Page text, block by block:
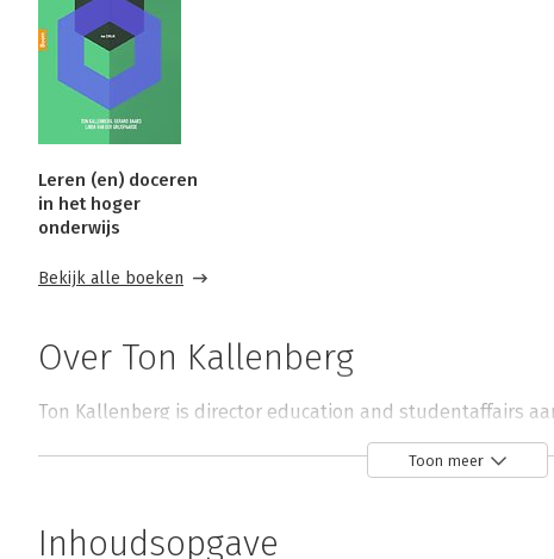
Leren (en) doceren
in het hoger
onderwijs
Bekijk alle boeken
Over Ton Kallenberg
Ton Kallenberg is director education and studentaffairs
Geesteswetenschappen van de Universiteit van Leiden.
zijn kwaliteitszorg en accreditatie, onderwijsvernieuwing,
organisatorische processen in het hoger onderwijs.
Toon meer
Inhoudsopgave